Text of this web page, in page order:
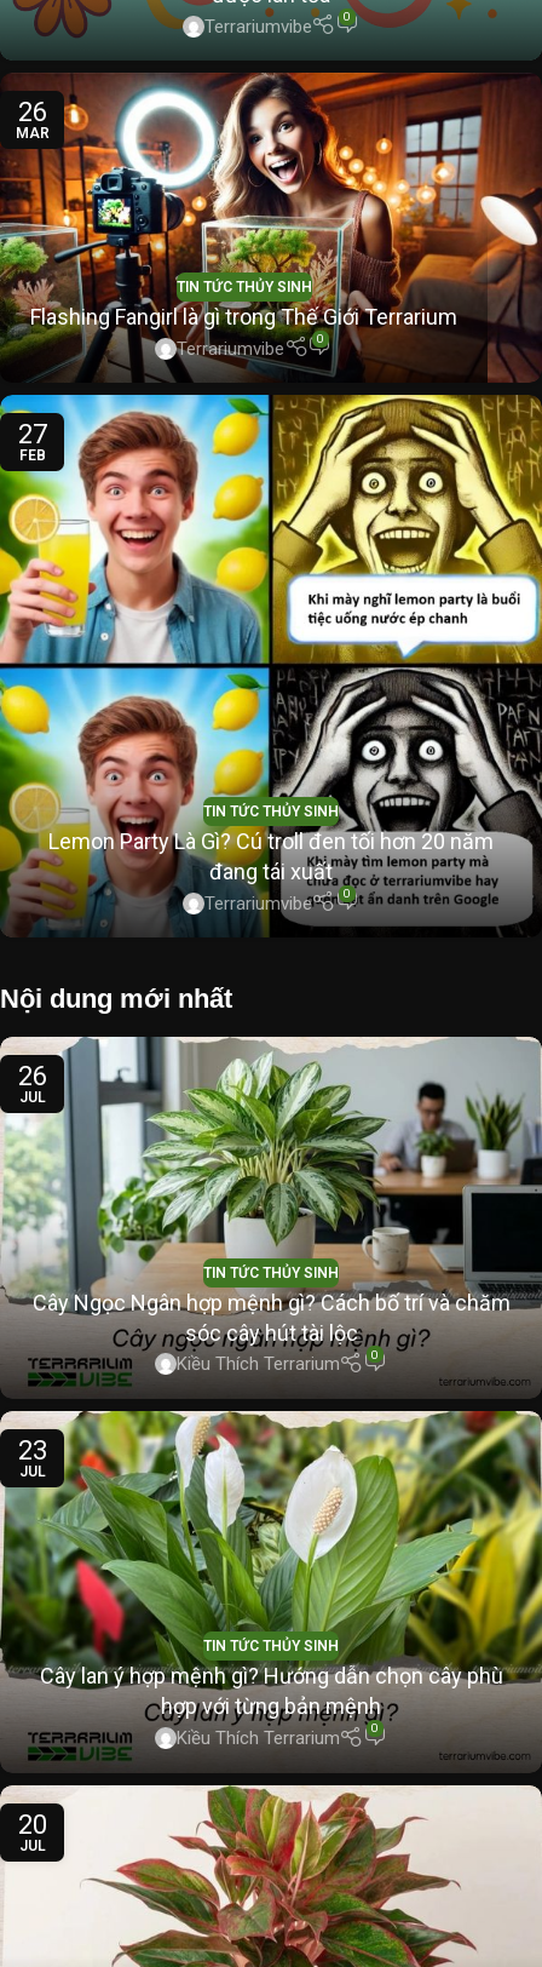
Terrariumvibe 0
26
MAR
TIN TỨC THỦY SINH
Flashing Fangirl là gì trong Thế Giới Terrarium
Terrariumvibe 0
27
FEB
TIN TỨC THỦY SINH
Lemon Party Là Gì? Cú troll đen tối hơn 20 năm
đang tái xuất
Terrariumvibe 0
Nội dung mới nhất
26
JUL
TIN TỨC THỦY SINH
Cây Ngọc Ngân hợp mệnh gì? Cách bố trí và chăm
sóc cây hút tài lộc
Kiều Thích Terrarium 0
23
JUL
TIN TỨC THỦY SINH
Cây lan ý hợp mệnh gì? Hướng dẫn chọn cây phù
hợp với từng bản mệnh
Kiều Thích Terrarium 0
20
JUL